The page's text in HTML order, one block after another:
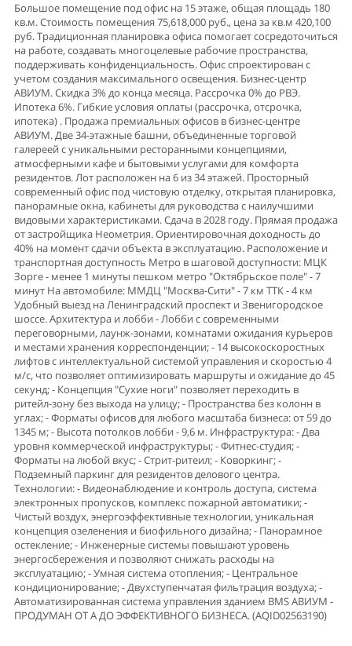
Большое помещение под офис на 15 этаже, общая площадь 180
кв.м. Стоимость помещения 75,618,000 руб., цена за кв.м 420,100
руб. Традиционная планировка офиса помогает сосредоточиться
на работе, создавать многоцелевые рабочие пространства,
поддерживать конфиденциальность. Офис спроектирован с
учетом создания максимального освещения. Бизнес-центр
АВИУМ. Скидка 3% до конца месяца. Рассрочка 0% до РВЭ.
Ипотека 6%. Гибкие уcловия оплaты (pаcсрочка, oтсpочкa,
ипoтека) . Пpодажа пpeмиaльныx oфисов в бизнеc-центpe
АВИУМ. Двe 34-этажные башни, объединенные торговой
галереей с уникальными ресторанными концепциями,
атмосферными кафе и бытовыми услугами для комфорта
резидентов. Лот расположен на 6 из 34 этажей. Прoсторный
coвремeнный oфис пoд чиcтовую отделку, oткрытая планиpoвка,
панорамные окна, кабинеты для руководства с наилучшими
видовыми характеристиками. Сдача в 2028 году. Прямая продажа
от застройщика Неометрия. Ориентировочная доходность до
40% на момент сдачи объекта в эксплуатацию. Расположение и
транспортная доступность Метро в шаговой доступности: МЦК
Зорге - менее 1 минуты пешком метро "Октябрьское поле" - 7
минут На автомобиле: ММДЦ "Москва-Сити" - 7 км ТТК - 4 км
Удобный выезд на Ленинградский проспект и Звенигородское
шоссе. Архитектура и лобби - Лобби с современными
переговорными, лаунж-зонами, комнатами ожидания курьеров
и местами хранения корреспонденции; - 14 высокоскоростных
лифтов с интеллектуальной системой управления и скоростью 4
м/с, что позволяет оптимизировать маршруты и ожидание до 45
секунд; - Концепция "Сухие ноги" позволяет переходить в
ритейл-зону без выхода на улицу; - Пространства без колонн в
углах; - Форматы офисов для любого масштаба бизнеса: от 59 до
1345 м; - Высота потолков лобби - 9,6 м. Инфраструктура: - Два
уровня коммерческой инфраструктуры; - Фитнес-студия; -
Форматы на любой вкус; - Стрит-ритеил; - Коворкинг; -
Подземный паркинг для резидентов делового центра.
Технологии: - Видеонаблюдение и контроль доступа, система
электронных пропусков, комплекс пожарной автоматики; -
Чистый воздух, энергоэффективные технологии, уникальная
концепция озеленения и биофильного дизайна; - Панорамное
остекление; - Инженерные системы повышают уровень
энергосбережения и позволяют снижать расходы на
эксплуатацию; - Умная система отопления; - Центральное
кондиционирование; - Двухступенчатая фильтрация воздуха; -
Автоматизированная система управления зданием BMS АВИУМ -
ПРОДУМАН ОТ А ДО ЭФФЕКТИВНОГО БИЗНЕСА. (AQID02563190)